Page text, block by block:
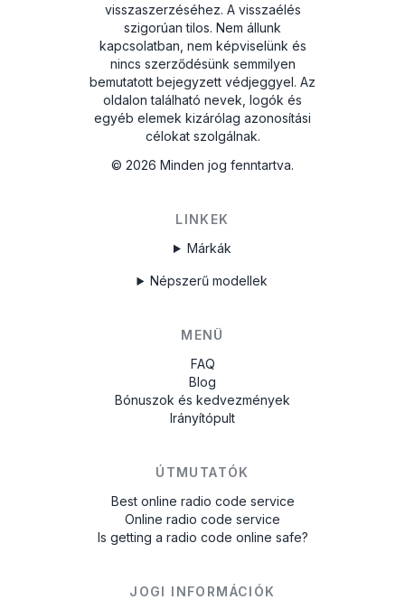
visszaszerzéséhez. A visszaélés
szigorúan tilos. Nem állunk
kapcsolatban, nem képviselünk és
nincs szerződésünk semmilyen
bemutatott bejegyzett védjeggyel. Az
oldalon található nevek, logók és
egyéb elemek kizárólag azonosítási
célokat szolgálnak.
© 2026 Minden jog fenntartva.
LINKEK
Márkák
Népszerű modellek
MENÜ
FAQ
Blog
Bónuszok és kedvezmények
Irányítópult
ÚTMUTATÓK
Best online radio code service
Online radio code service
Is getting a radio code online safe?
JOGI INFORMÁCIÓK